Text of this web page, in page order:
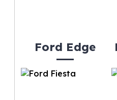
Ford Edge